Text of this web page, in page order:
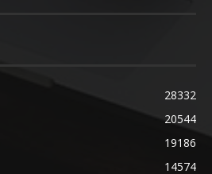
28332
20544
19186
14574